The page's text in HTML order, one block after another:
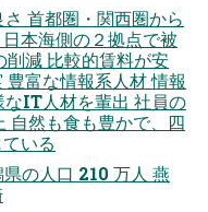
首都圏・関西圏から
本海側の２拠点で被
削減 比較的賃料が安
豊富な情報系人材 情報
IT人材を輩出 社員の
自然も食も豊かで、四
いる
の人口 210 万人 燕